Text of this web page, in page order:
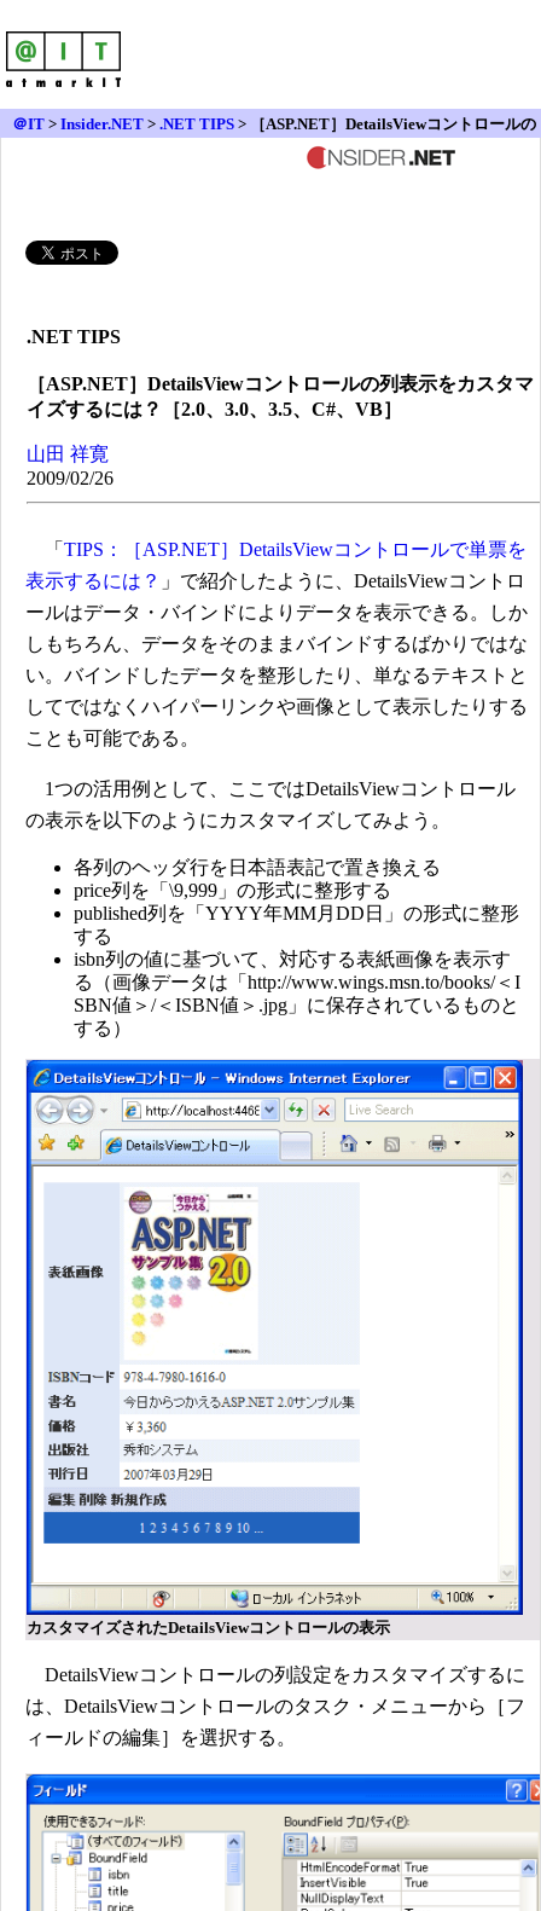
＠IT > Insider.NET > .NET TIPS > ［ASP.NET］DetailsViewコントロールの
列表示をカスタマイズするには？［2.0、3.0、3.5、C#、VB］
.NET TIPS
［ASP.NET］DetailsViewコントロールの列表示をカスタマ
イズするには？［2.0、3.0、3.5、C#、VB］
山田 祥寛
2009/02/26
「 TIPS：［ASP.NET］DetailsViewコントロールで単票を
表示するには？ 」で紹介したように、DetailsViewコントロ
ールはデータ・バインドによりデータを表示できる。しか
しもちろん、データをそのままバインドするばかりではな
い。バインドしたデータを整形したり、単なるテキストと
してではなくハイパーリンクや画像として表示したりする
ことも可能である。
1つの活用例として、ここではDetailsViewコントロール
の表示を以下のようにカスタマイズしてみよう。
各列のヘッダ行を日本語表記で置き換える
price列を「\9,999」の形式に整形する
published列を「YYYY年MM月DD日」の形式に整形
する
isbn列の値に基づいて、対応する表紙画像を表示す
る（画像データは「http://www.wings.msn.to/books/＜I
SBN値＞/＜ISBN値＞.jpg」に保存されているものと
する）
カスタマイズされたDetailsViewコントロールの表示
DetailsViewコントロールの列設定をカスタマイズするに
は、DetailsViewコントロールのタスク・メニューから［フ
ィールドの編集］を選択する。